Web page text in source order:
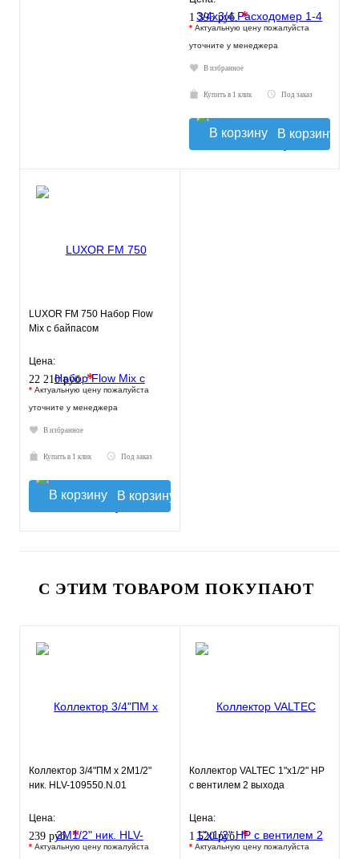
1 395 руб.*
* Актуальную цену пожалуйста
уточните у менеджера
В избранное
Купить в 1 клик Под заказ
В корзину
LUXOR FM 750 Набор Flow
Mix с байпасом
Цена:
22 210 руб.*
* Актуальную цену пожалуйста
уточните у менеджера
В избранное
Купить в 1 клик Под заказ
В корзину
С ЭТИМ ТОВАРОМ ПОКУПАЮТ
Коллектор 3/4"ПМ х 2М1/2"
ник. HLV-109550.N.01
Цена:
239 руб.*
* Актуальную цену пожалуйста
Коллектор VALTEC 1"х1/2" НР
с вентилем 2 выхода
Цена:
1 520 руб.*
* Актуальную цену пожалуйста